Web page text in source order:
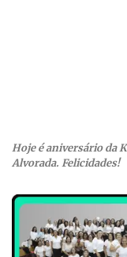
Hoje é aniversário da
Alvorada. Felicidades!